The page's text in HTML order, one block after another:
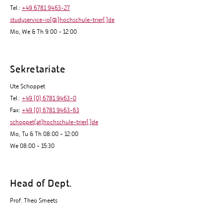
Tel.: +49 6781 9463-27
studyservice-io[@]hochschule-trier[.]de
Mo, We & Th 9:00 - 12:00
Sekretariate
Ute Schoppet
Tel.: +49 (0) 6781 9463-0
Fax: +49 (0) 6781 9463-63
schoppet(at)hochschule-trier[.]de
Mo, Tu & Th 08:00 - 12:00
We 08:00 - 15:30
Head of Dept.
Prof. Theo Smeets